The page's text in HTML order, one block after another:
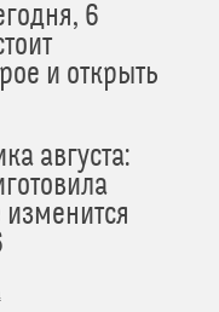
6
и открыть
августа: